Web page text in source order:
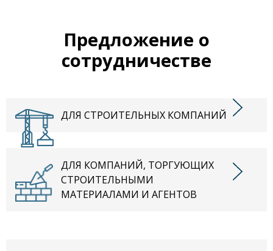
Предложение о
сотрудничестве
ДЛЯ СТРОИТЕЛЬНЫХ КОМПАНИЙ
ДЛЯ КОМПАНИЙ, ТОРГУЮЩИХ
СТРОИТЕЛЬНЫМИ
МАТЕРИАЛАМИ И АГЕНТОВ